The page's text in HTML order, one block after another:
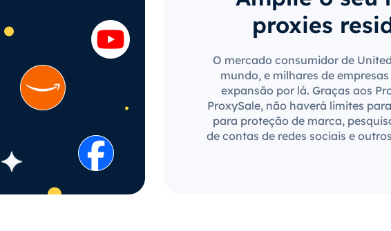
proxies
O mercado consumidor de
mundo, e milhares de
expansão por lá. Graças aos
ProxySale, não haverá limites
para proteção de marca,
de contas de redes sociais e